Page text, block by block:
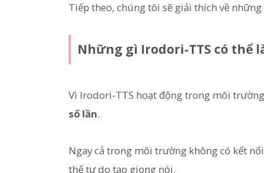
Tiếp theo, chúng tôi sẽ giải thích về
Những gì Irodori-TTS có thể
Vì Irodori-TTS hoạt động trong môi
số lần.
Ngay cả trong môi trường không có kết
thể tự do tạo giọng nói.